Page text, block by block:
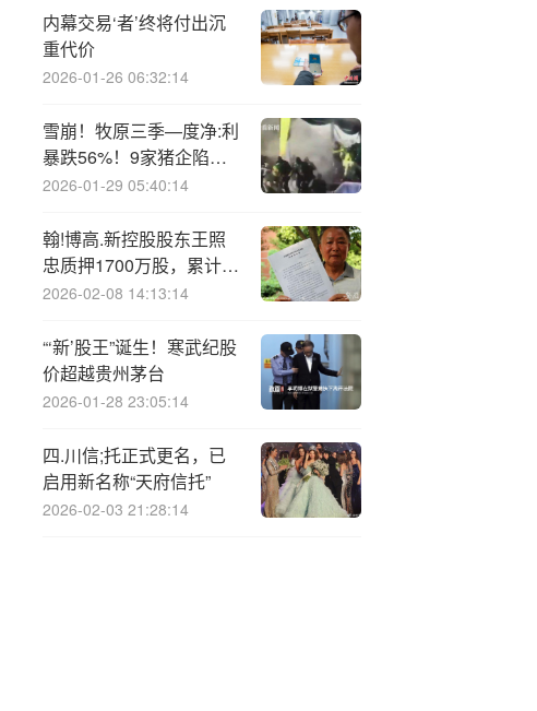
内幕交易‘者’终将付出沉
重代价
2026-01-26 06:32:14
雪崩！牧原三季—度净:利
暴跌56%！9家猪企陷入
亏损
2026-01-29 05:40:14
翰!博高.新控股股东王照
忠质押1700万股，累计质
押达持股89.47%
2026-02-08 14:13:14
“‘新’股王”诞生！寒武纪股
价超越贵州茅台
2026-01-28 23:05:14
四.川信;托正式更名，已
启用新名称“天府信托”
2026-02-03 21:28:14